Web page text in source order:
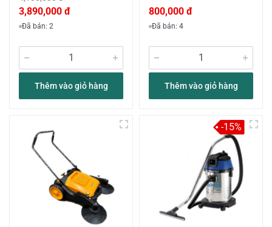
3,890,000 đ
Đã bán: 2
Thêm vào giỏ hàng
800,000 đ
Đã bán: 4
Thêm vào giỏ hàng
-15%